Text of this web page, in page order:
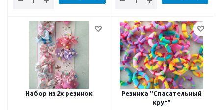
Набор из 2х резинок
Резинка "Спасательный
круг"